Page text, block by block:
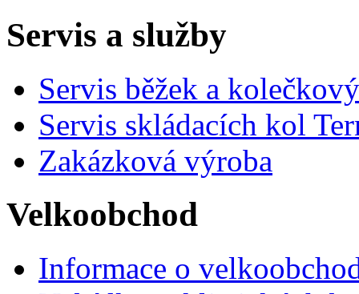
Servis a služby
Servis běžek a
Servis skládacích kol
Zakázková výroba
Velkoobchod
Informace o